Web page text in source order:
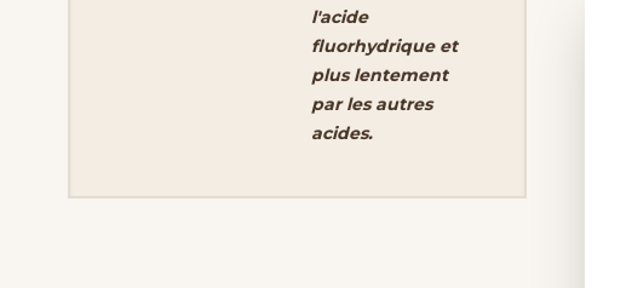
l'acide
fluorhydrique et
plus lentement
par les autres
acides.